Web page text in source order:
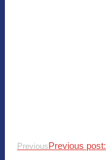
PreviousPrevious post: